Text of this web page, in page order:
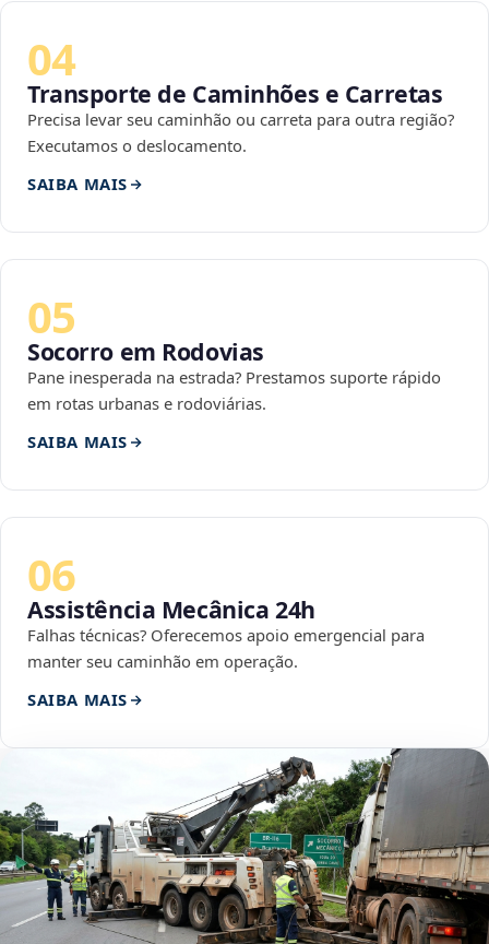
04
Transporte de Caminhões e Carretas
Precisa levar seu caminhão ou carreta para outra região?
Executamos o deslocamento.
SAIBA MAIS
05
Socorro em Rodovias
Pane inesperada na estrada? Prestamos suporte rápido
em rotas urbanas e rodoviárias.
SAIBA MAIS
06
Assistência Mecânica 24h
Falhas técnicas? Oferecemos apoio emergencial para
manter seu caminhão em operação.
SAIBA MAIS